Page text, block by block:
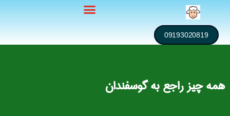
09193020819
همه چیز راجع به گوسفندان